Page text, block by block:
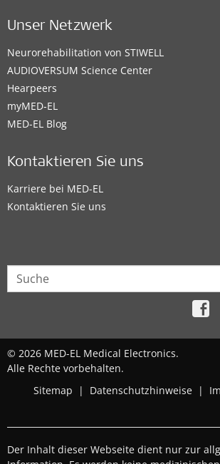
Unser Netzwerk
Neurorehabilitation von STIWELL
AUDIOVERSUM Science Center
Hearpeers
myMED‑EL
MED-EL Blog
Kontaktieren Sie uns
Karriere bei MED-EL
Kontaktieren Sie uns
© 2026 MED-EL Medical Electronics.
Alle Rechte vorbehalten.
Sitemap
| Datenschutzhinweise |
Der Inhalt dieser Webseite dient nur zur